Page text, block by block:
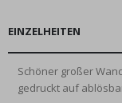
EINZELHEITEN
Schöner großer
gedruckt auf